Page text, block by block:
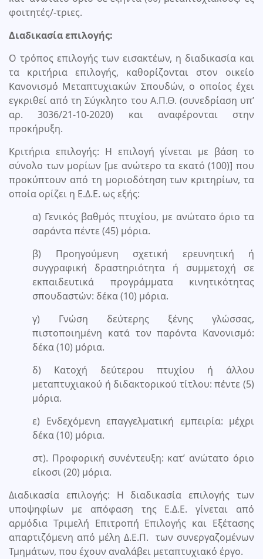
φοιτητές/-τριες.
Διαδικασία επιλογής:
Ο τρόπος επιλογής των εισακτέων, η διαδικασία και
τα κριτήρια επιλογής, καθορίζονται στον οικείο
Κανονισμό Μεταπτυχιακών Σπουδών, ο οποίος έχει
εγκριθεί από τη Σύγκλητο του Α.Π.Θ. (συνεδρίαση υπ’
αρ. 3036/21-10-2020) και αναφέρονται στην
προκήρυξη.
Κριτήρια επιλογής: Η επιλογή γίνεται με βάση το
σύνολο των μορίων [με ανώτερο τα εκατό (100)] που
προκύπτουν από τη μοριοδότηση των κριτηρίων, τα
οποία ορίζει η Ε.Δ.Ε. ως εξής:
α) Γενικός βαθμός πτυχίου, με ανώτατο όριο τα
σαράντα πέντε (45) μόρια.
β) Προηγούμενη σχετική ερευνητική ή
συγγραφική δραστηριότητα ή συμμετοχή σε
εκπαιδευτικά προγράμματα κινητικότητας
σπουδαστών: δέκα (10) μόρια.
γ) Γνώση δεύτερης ξένης γλώσσας,
πιστοποιημένη κατά τον παρόντα Κανονισμό:
δέκα (10) μόρια.
δ) Κατοχή δεύτερου πτυχίου ή άλλου
μεταπτυχιακού ή διδακτορικού τίτλου: πέντε (5)
μόρια.
ε) Ενδεχόμενη επαγγελματική εμπειρία: μέχρι
δέκα (10) μόρια.
στ). Προφορική συνέντευξη: κατ’ ανώτατο όριο
είκοσι (20) μόρια.
Διαδικασία επιλογής: Η διαδικασία επιλογής των
υποψηφίων με απόφαση της Ε.Δ.Ε. γίνεται από
αρμόδια Τριμελή Επιτροπή Επιλογής και Εξέτασης
απαρτιζόμενη από μέλη Δ.Ε.Π. των συνεργαζομένων
Τμημάτων, που έχουν αναλάβει μεταπτυχιακό έργο.